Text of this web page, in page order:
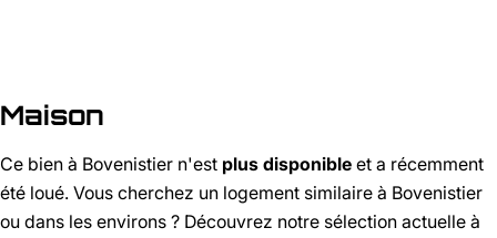
LOUÉ
Maison
Ce bien à Bovenistier n'est plus disponible et a récemment
été loué. Vous cherchez un logement similaire à Bovenistier
ou dans les environs ? Découvrez notre sélection actuelle à